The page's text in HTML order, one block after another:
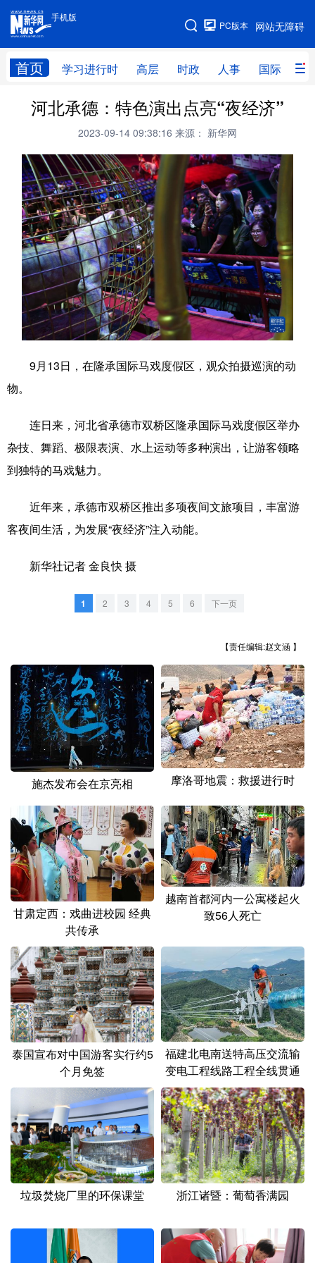
手机版
网站无障碍
PC版本
首页 学习进行时 高层 时政 人事 国际 财
手机版
网站地图
学习进行时 高层 时政 人事
财经 网评
台湾 思客智库 全球连线 教育
科技 科创 量子 体育
文化 书画 健康 军事
访谈 视频 图片 政务
法律 中央文件 金融 汽车
食品 人居 信息化 数字经济
学术中国 乡村振兴 银龄 溯源中国
城市 旅游 能源 会展
公益 一带一路 亚太网 上市公司
地方频道
辽宁 吉林
安徽 福建
广东 广西 海南 重庆
四川 贵州 云南 西藏
陕西 甘肃 青海 宁夏
新疆 内蒙古 黑龙江
多语种频道
English Español Français عربى
Русский язык 日本語 한국어
Deutsch Português
河北承德：特色演出点亮“夜经济”
2023-09-14 09:38:16 来源： 新华网
9月13日，在隆承国际马戏度假区，观众拍摄巡演的动
物。
连日来，河北省承德市双桥区隆承国际马戏度假区举办
杂技、舞蹈、极限表演、水上运动等多种演出，让游客领略
到独特的马戏魅力。
近年来，承德市双桥区推出多项夜间文旅项目，丰富游
客夜间生活，为发展“夜经济”注入动能。
新华社记者 金良快 摄
1 2 3 4 5 6 下一页
【责任编辑:赵文涵 】
施杰发布会在京亮相 摩洛哥地震：救援进行时
甘肃定西：戏曲进校园 经典
共传承
越南首都河内一公寓楼起火
致56人死亡
泰国宣布对中国游客实行约5
个月免签
福建北电南送特高压交流输
变电工程线路工程全线贯通
垃圾焚烧厂里的环保课堂 浙江诸暨：葡萄香满园